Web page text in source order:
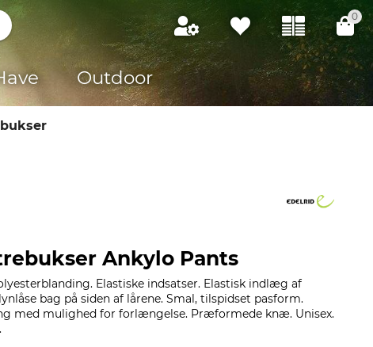
0
Outdoor
Ankylo Pants
Elastiske indsatser. Elastisk indlæg af
bag på siden af lårene. Smal, tilspidset pasform.
med mulighed for forlængelse. Præformede knæ. Unisex.
.